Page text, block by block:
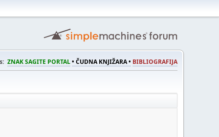
ZNAK SAGITE PORTAL• ČUDNA KNJIŽARA • BIBLIOGRAFIJA